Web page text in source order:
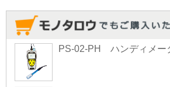
PS-02-PH ハンディメー